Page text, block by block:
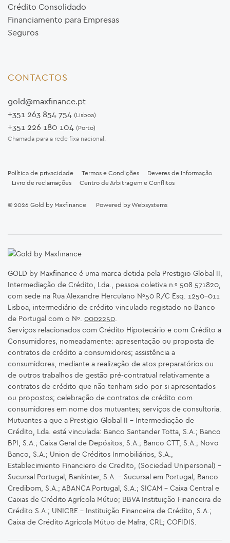
Crédito Consolidado
Financiamento para Empresas
Seguros
CONTACTOS
gold@maxfinance.pt
+351 263 854 754 (Lisboa)
+351 226 180 104 (Porto)
Chamada para a rede fixa nacional.
Política de privacidade Termos e Condições
Deveres de Informação
Livro de reclamações
Centro de Arbitragem e Conflitos
© 2026 Gold by Maxfinance Powered byWebsystems
GOLD by Maxfinance é uma marca detida pela Prestigio Global II,
Intermediação de Crédito, Lda., pessoa coletiva n.º 508 571820,
com sede na Rua Alexandre Herculano Nº50 R/C Esq. 1250-011
Lisboa, intermediário de crédito vinculado registado no Banco
de Portugal com o Nº. 0002250.
Serviços relacionados com Crédito Hipotecário e com Crédito a
Consumidores, nomeadamente: apresentação ou proposta de
contratos de crédito a consumidores; assistência a
consumidores, mediante a realização de atos preparatórios ou
de outros trabalhos de gestão pré-contratual relativamente a
contratos de crédito que não tenham sido por si apresentados
ou propostos; celebração de contratos de crédito com
consumidores em nome dos mutuantes; serviços de consultoria.
Mutuantes a que a Prestigio Global II – Intermediação de
Crédito, Lda. está vinculada: Banco Santander Totta, S.A.; Banco
BPI, S.A.; Caixa Geral de Depósitos, S.A.; Banco CTT, S.A.; Novo
Banco, S.A.; Union de Créditos Inmobiliários, S.A.,
Establecimiento Financiero de Credito, (Sociedad Unipersonal) -
Sucursal Portugal; Bankinter, S.A. – Sucursal em Portugal; Banco
Credibom, S.A.; ABANCA Portugal, S.A.; SICAM - Caixa Central e
Caixas de Crédito Agrícola Mútuo; BBVA Instituição Financeira de
Crédito S.A.; UNICRE – Instituição Financeira de Crédito, S.A.;
Caixa de Crédito Agrícola Mútuo de Mafra, CRL; COFIDIS.